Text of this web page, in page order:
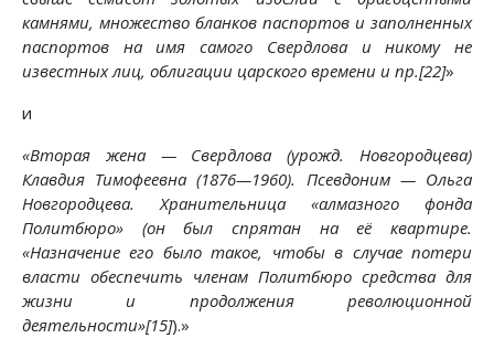
камнями, множество бланков паспортов и заполненных
паспортов на имя самого Свердлова и никому не
известных лиц, облигации царского времени и пр.[22]»
и
«Вторая жена — Свердлова (урожд. Новгородцева)
Клавдия Тимофеевна (1876—1960). Псевдоним — Ольга
Новгородцева. Хранительница «алмазного фонда
Политбюро» (он был спрятан на её квартире.
«Назначение его было такое, чтобы в случае потери
власти обеспечить членам Политбюро средства для
жизни и продолжения революционной
деятельности»[15]).»